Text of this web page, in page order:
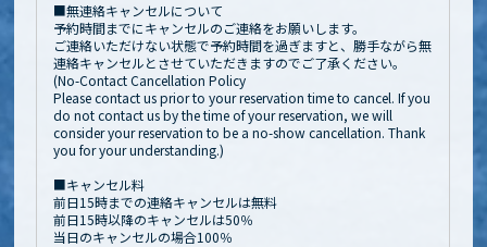
■無連絡キャンセルについて
予約時間までにキャンセルのご連絡をお願いします。
ご連絡いただけない状態で予約時間を過ぎますと、勝手ながら無
連絡キャンセルとさせていただきますのでご了承ください。
(No-Contact Cancellation Policy
Please contact us prior to your reservation time to cancel. If you
do not contact us by the time of your reservation, we will
consider your reservation to be a no-show cancellation. Thank
you for your understanding.)
■キャンセル料
前日15時までの連絡キャンセルは無料
前日15時以降のキャンセルは50％
当日のキャンセルの場合100％